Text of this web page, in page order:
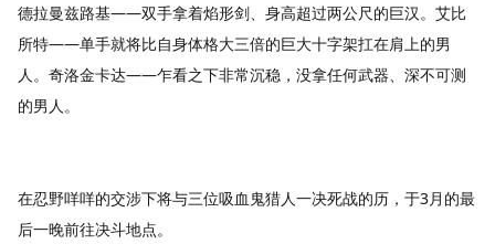
德拉曼兹路基——双手拿着焰形剑、身高超过两公尺的巨汉。艾比
所特——单手就将比自身体格大三倍的巨大十字架扛在肩上的男
人。奇洛金卡达——乍看之下非常沉稳，没拿任何武器、深不可测
的男人。
在忍野咩咩的交涉下将与三位吸血鬼猎人一决死战的历，于3月的最
后一晚前往决斗地点。